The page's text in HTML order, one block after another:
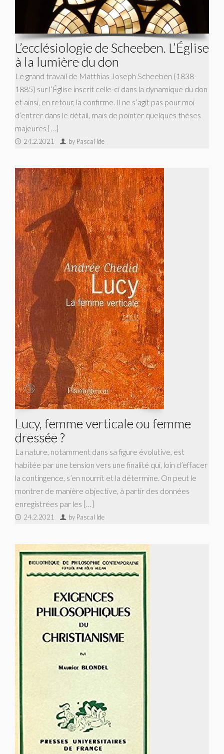
L’ecclésiologie de Scheeben. L’Église
à la lumière du don
Le grand travail de Matthias Joseph Scheeben (1838-
1885) sur l’Église inscrit celle-ci dans la dynamique du don
et ainsi, en retour, la confirme. Il ne s’agit pas pour moi
d’entrer dans le détail, mais de pointer quelques thèses
majeures […]
24.2.2021 by Pascal Ide
Lucy, femme verticale ou femme
dressée ?
La nature, notamment dans sa figure évolutive, est
habitée par une tension vers une finalité qui, loin d’effacer
la contingence, s’en nourrit et la détermine. On peut le
montrer de manière objective, à partir des données
enregistrées par les […]
24.2.2021 by Pascal Ide